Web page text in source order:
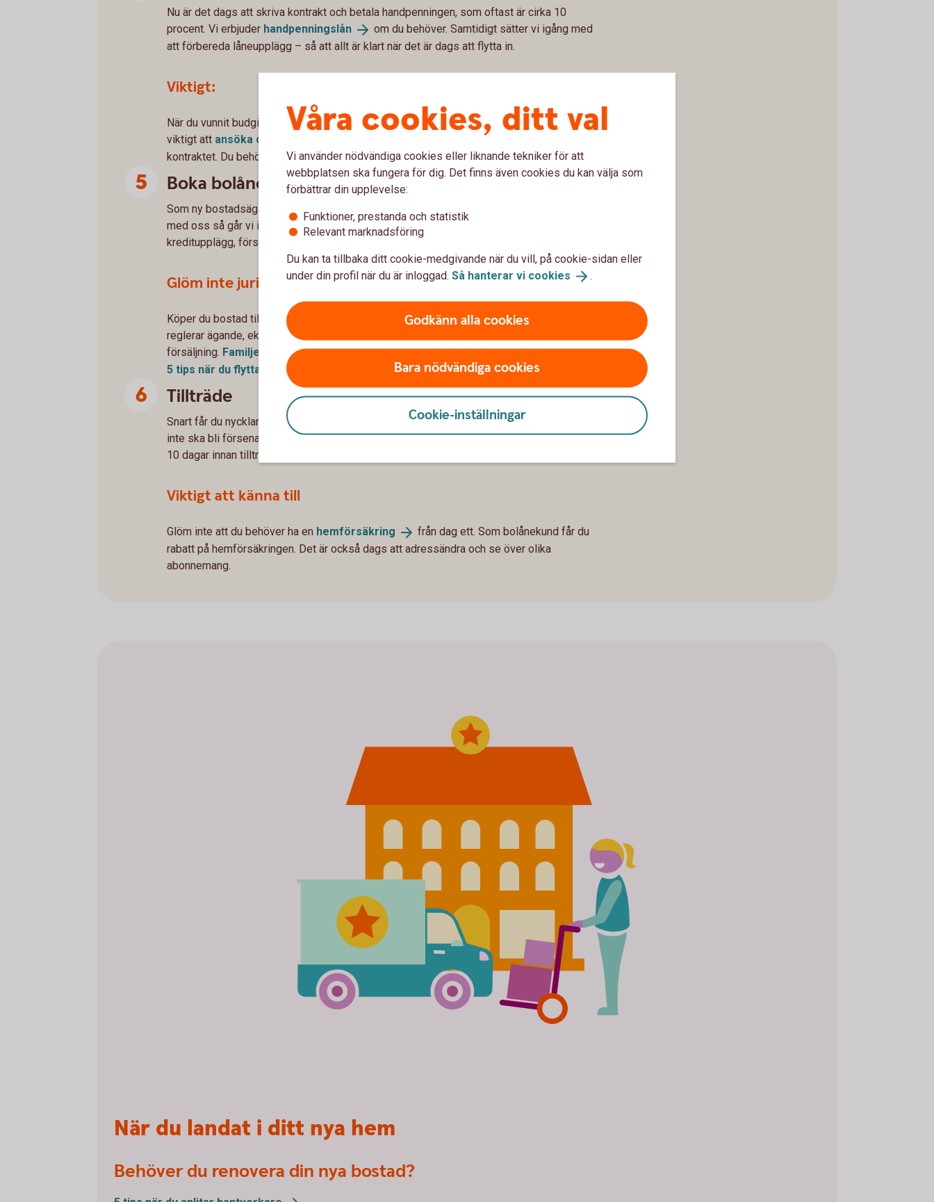
Nu är det dags att skriva kontrakt och betala handpenningen, som oftast är cirka 10
procent. Vi erbjuder handpenningslån
om du behöver. Samtidigt sätter vi igång med
att förbereda låneupplägg – så att allt är klart när det är dags att flytta in.
Viktigt:
När du vunnit budgivningen behöver bostaden godkännas som säkerhet. Därför är det
viktigt att ansöka om
kontraktet. Du behöver bland annat skicka in objektbeskrivning till oss.
Boka bolånerådgivning
Som ny bostadsägare är det mycket att ta ställning till. Boka gärna en bolånerådgivning
med oss så går vi igenom allt du behöver tänka på kring din nya bostad som till exempel
kreditupplägg, försäkringar och sparande.
Glöm inte juridiken
Köper du bostad tillsammans? Glöm inte juridiken. Vi kan hjälpa dig med avtal som
reglerar ägande, ekonomiskt ansvar och hur eventuell vinst eller förlust delas vid
försäljning. Familjejuridik
5 tips när du flyttar
ihop
Tillträde
Snart får du nycklarna till ditt nya hem. Mäklaren bokar tid för tillträdet. För att tillträdet
inte ska bli försenat – skicka tillbaka lånehandlingarna så snart du kan. Du får dem cirka
10 dagar innan tillträdet. Vi ansöker om pantbrev och lagfart om det behövs.
Viktigt att känna till
Glöm inte att du behöver ha en hemförsäkring
från dag ett. Som bolånekund får du
rabatt på hemförsäkringen. Det är också dags att adressändra och se över olika
abonnemang.
När du landat i ditt nya hem
Behöver du renovera din nya bostad?
Våra cookies, ditt val
Vi använder nödvändiga cookies eller liknande tekniker för att
webbplatsen ska fungera för dig. Det finns även cookies du kan välja som
förbättrar din upplevelse:
Funktioner, prestanda och statistik
Relevant marknadsföring
Du kan ta tillbaka ditt cookie-medgivande när du vill, på cookie-sidan eller
under din profil när du är inloggad. Så hanterar vi cookies .
Godkänn alla cookies
Bara nödvändiga cookies
Cookie-inställningar